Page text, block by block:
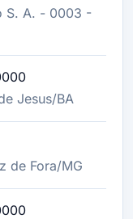
S. A. - 0003 -
Jesus/BA
de Fora/MG